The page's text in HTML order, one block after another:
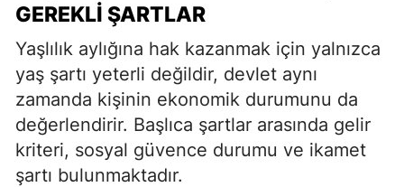
GEREKLI ŞARTLAR
Yaşlılık aylığına hak kazanmak için yalnızca
yaş şartı yeterli değildir, devlet aynı
zamanda kişinin ekonomik durumunu da
değerlendirir. Başlıca şartlar arasında gelir
kriteri, sosyal güvence durumu ve ikamet
şartı bulunmaktadır.